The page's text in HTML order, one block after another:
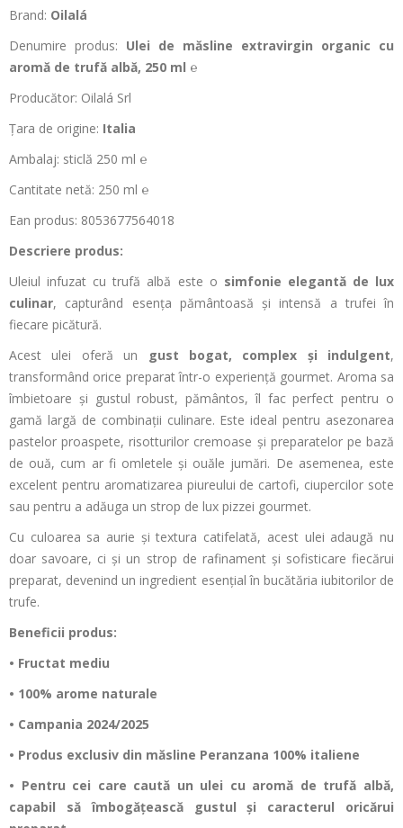
Brand: Oilalá
Denumire produs: Ulei de măsline extravirgin organic cu
aromă de trufă albă, 250 ml ℮
Producător: Oilalá Srl
Țara de origine: Italia
Ambalaj: sticlă 250 ml ℮
Cantitate netă: 250 ml ℮
Ean produs: 8053677564018
Descriere produs:
Uleiul infuzat cu trufă albă este o simfonie elegantă de lux
culinar, capturând esența pământoasă și intensă a trufeiîn
fiecare picătură.
Acest ulei oferă un
gust bogat, complex și indulgent,
transformând orice preparatîntr-o experiență gourmet. Aroma sa
îmbietoare și gustul robust, pământos, îl fac perfect pentru o
gamă largă de combinații culinare. Este ideal pentru asezonarea
pastelor proaspete,risotturilor cremoase și preparatelor pe bază
de ouă, cum ar fi omletele și ouăle jumări. De asemenea, este
excelent pentru aromatizarea piureului de cartofi, ciupercilor sote
sau pentru a adăuga un strop de lux pizzei gourmet.
Cu culoarea sa aurie și textura catifelată, acest ulei adaugă nu
doar savoare, ci și un strop de rafinament și sofisticare fiecărui
preparat, devenind un ingredient esențialîn bucătăria iubitorilor de
trufe.
Beneficii produs:
• Fructat mediu
• 100% arome naturale
• Campania 2024/2025
• Produs exclusiv din măsline Peranzana 100% italiene
• Pentru cei care caută un ulei cu aromă de trufă albă,
capabil săîmbogățească gustul și caracterul oricărui